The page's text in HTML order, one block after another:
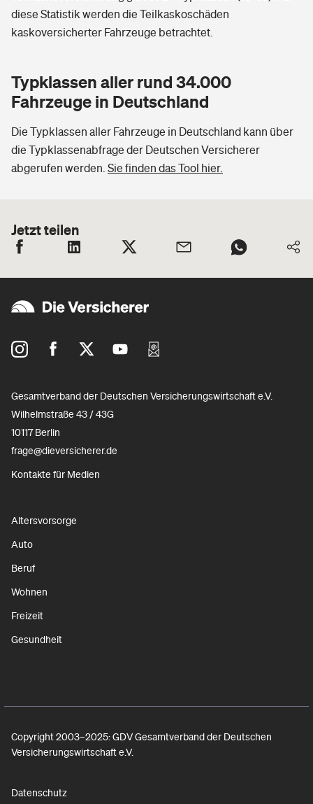
diese Statistik werden die Teilkaskoschäden
kaskoversicherter Fahrzeuge betrachtet.
Typklassen aller rund 34.000
Fahrzeuge in Deutschland
Die Typklassen aller Fahrzeuge in Deutschland kann über
die Typklassenabfrage der Deutschen Versicherer
abgerufen werden. Sie finden das Tool hier.
Jetzt teilen
Gesamtverband der Deutschen Versicherungswirtschaft e.V.
Wilhelmstraße 43 / 43G
10117 Berlin
frage@dieversicherer.de
Kontakte für Medien
Altersvorsorge
Auto
Beruf
Wohnen
Freizeit
Gesundheit
Copyright 2003–2025: GDV Gesamtverband der Deutschen
Versicherungswirtschaft e.V.
Datenschutz